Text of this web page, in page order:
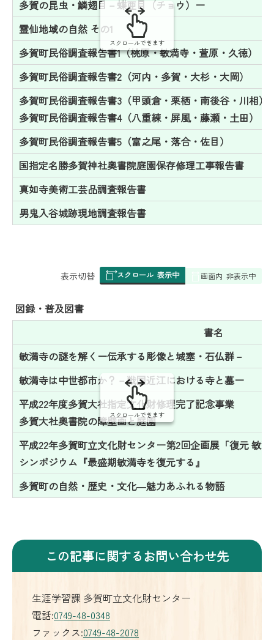
多賀の昆虫・鱗翅目－蝶亜目（チョウ）ー
霊仙地域の自然 その1
多賀町民俗調査報告書1（桃原・敏満寺・萱原・久徳）
多賀町民俗調査報告書2（河内・多賀・大杉・大岡）
多賀町民俗調査報告書3（甲頭倉・栗栖・南後谷・川相）
多賀町民俗調査報告書4（八重練・屏風・藤瀬・土田）
多賀町民俗調査報告書5（富之尾・落合・佐目）
国指定名勝多賀神社奥書院庭園保存修理工事報告書
真如寺美術工芸品調査報告書
男鬼入谷城跡現地調査報告書
スクロールできます
表
み
の
表示切替 スクロール 表示中 画面内 非表示中
図録・普及図書
書名
敏満寺の謎を解くー伝承する彫像と城塞・石仏群－
敏満寺は中世都市か？－戦国近江における寺と墓ー
平成22年度多賀大社指定文化財修理完了記念事業
多賀大社奥書院の障壁画と庭園
平成22年多賀町立文化財センター第2回企画展「復元 敏
シンポジウム『最盛期敏満寺を復元する』
多賀町の自然・歴史・文化―魅力あふれる物語
スクロールできます
この記事に関するお問い合わせ先
生涯学習課 多賀町立文化財センター
電話:0749-48-0348
ファックス:0749-48-2078